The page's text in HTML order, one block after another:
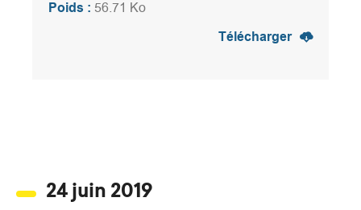
Poids : 56.71 Ko
Télécharger
24 juin 2019